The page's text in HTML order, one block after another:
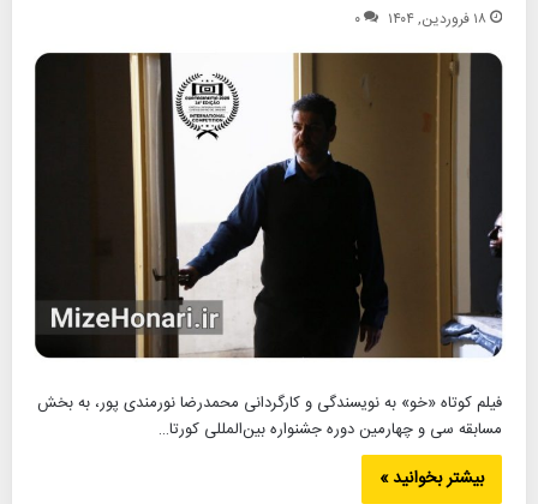
۱۸ فروردین, ۱۴۰۴ ۰
فیلم کوتاه «خو» به نویسندگی و کارگردانی محمدرضا نورمندی‌ پور، به بخش
مسابقه سی و چهارمین دوره جشنواره بین‌المللی کورتا…
بیشتر بخوانید »